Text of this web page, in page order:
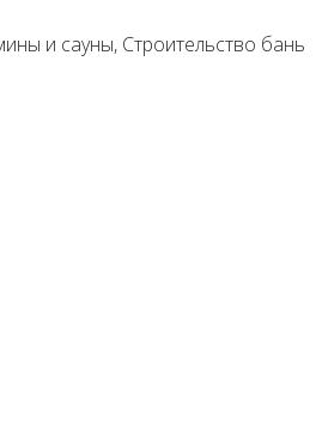
и сауны, Строительство бань